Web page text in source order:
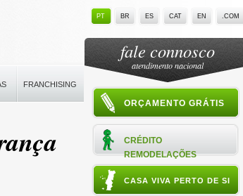
PT BR ES CAT EN .COM
FRANCHISING
fale connosco
atendimento nacional
ORÇAMENTO GRÁTIS
CRÉDITO
REMODELAÇÕES
CASA VIVA PERTO DE SI